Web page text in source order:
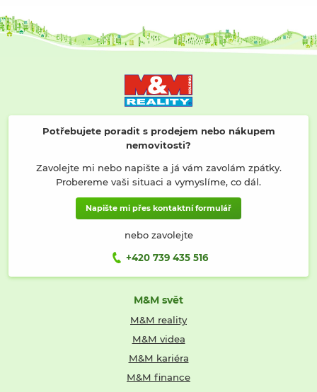
Potřebujete poradit s prodejem nebo nákupem
nemovitosti?
Zavolejte mi nebo napište a já vám zavolám zpátky.
Probereme vaši situaci a vymyslíme, co dál.
Napište mi přes kontaktní formulář
nebo zavolejte
+420 739 435 516
M&M svět
M&M reality
M&M videa
M&M kariéra
M&M finance